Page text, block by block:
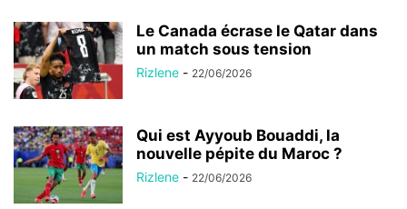
Le Canada écrase le Qatar dans
un match sous tension
Rizlene - 22/06/2026
Qui est Ayyoub Bouaddi, la
nouvelle pépite du Maroc ?
Rizlene - 22/06/2026